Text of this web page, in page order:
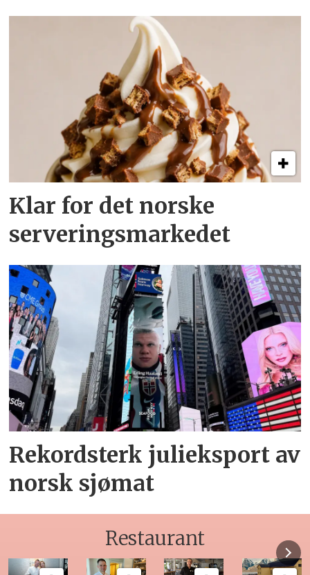
Klar for det norske
serveringsmarkedet
Rekordsterk julieksport av
norsk sjømat
Restaurant